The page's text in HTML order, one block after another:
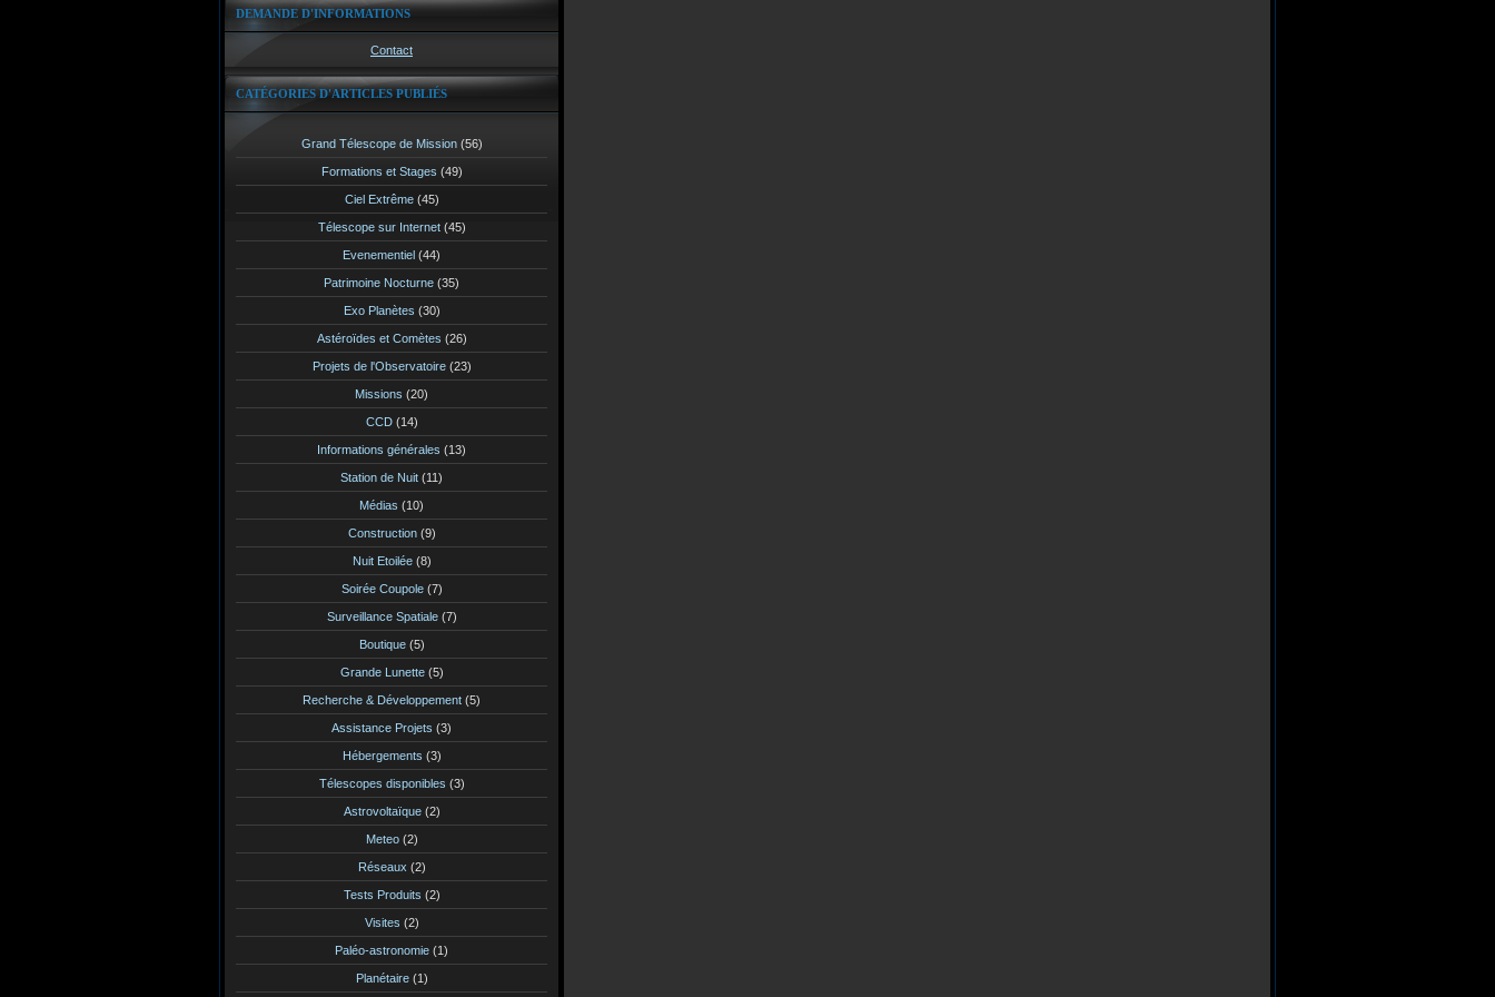
DEMANDE D'INFORMATIONS
Contact
CATÉGORIES D'ARTICLES PUBLIÉS
Grand Télescope de Mission(56)
Formations et Stages (49)
Ciel Extrême(45)
Télescope sur Internet(45)
Evenementiel (44)
Patrimoine Nocturne (35)
Exo Planètes (30)
Astéroïdes et Comètes (26)
Projets de l'Observatoire(23)
Missions (20)
CCD(14)
Informations générales (13)
Station de Nuit (11)
Médias (10)
Construction(9)
Nuit Etoilée(8)
Soirée Coupole(7)
Surveillance Spatiale(7)
Boutique(5)
Grande Lunette(5)
Recherche & Développement (5)
Assistance Projets (3)
Hébergements (3)
Télescopes disponibles (3)
Astrovoltaïque(2)
Meteo(2)
Réseaux (2)
Tests Produits (2)
Visites (2)
Paléo-astronomie (1)
Planétaire(1)